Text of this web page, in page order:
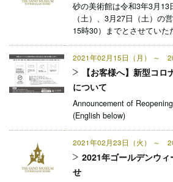
砂の美術館は令和3年3月13
（土）、3月27日（土）の
15時30）までとさせていた
2021年02月15日（月） ～
【お客様へ】新型コ
について
Announcement of
(English below)
2021年02月23日（火） ～
2021年ゴールデンウ
せ